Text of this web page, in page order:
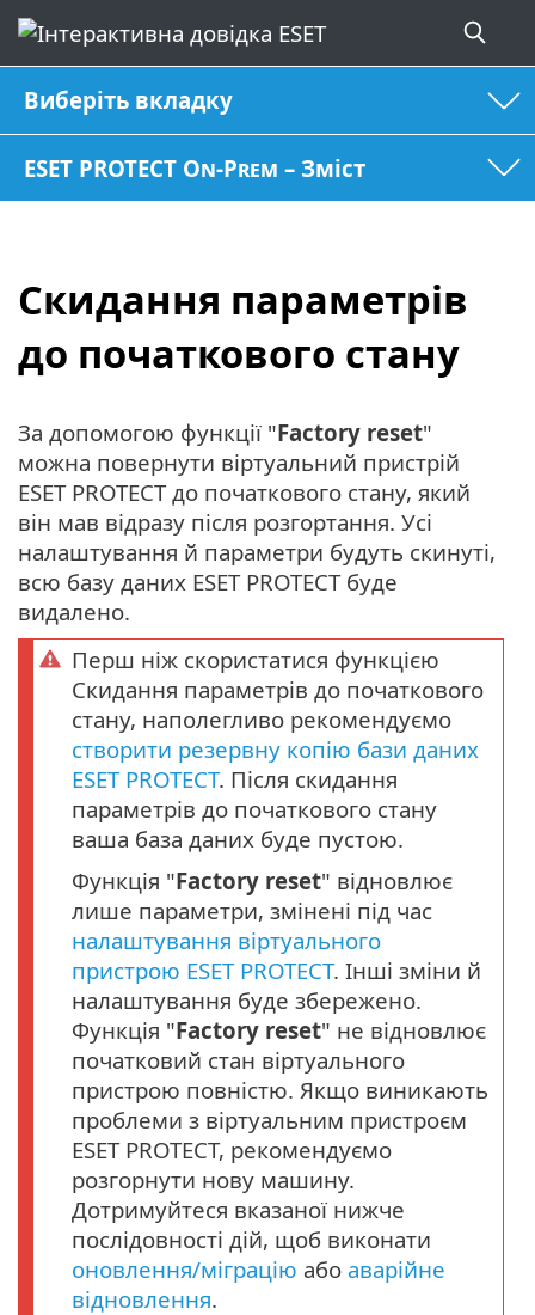
Виберіть вкладку
ESET PROTECT On-Prem – Зміст
Скидання параметрів
до початкового стану
За допомогою функції "Factory reset"
можна повернути віртуальний пристрій
ESET PROTECT до початкового стану, який
він мав відразу після розгортання. Усі
налаштування й параметри будуть скинуті,
всю базу даних ESET PROTECT буде
видалено.
Перш ніж скористатися функцією
Скидання параметрів до початкового
стану, наполегливо рекомендуємо
створити резервну копію бази даних
ESET PROTECT. Після скидання
параметрів до початкового стану
ваша база даних буде пустою.
Функція "Factory reset" відновлює
лише параметри, змінені під час
налаштування віртуального
пристрою ESET PROTECT. Інші зміни й
налаштування буде збережено.
Функція "Factory reset" не відновлює
початковий стан віртуального
пристрою повністю. Якщо виникають
проблеми з віртуальним пристроєм
ESET PROTECT, рекомендуємо
розгорнути нову машину.
Дотримуйтеся вказаної нижче
послідовності дій, щоб виконати
оновлення/міграцію або аварійне
відновлення.